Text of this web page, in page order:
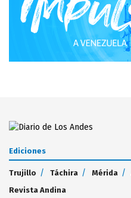
Ediciones
Trujillo Táchira Mérida
Revista Andina